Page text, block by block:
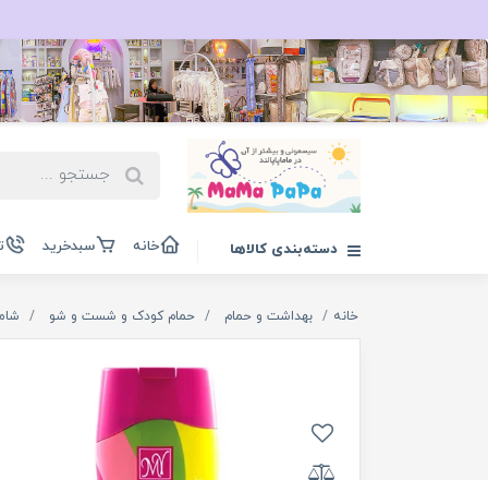
دسته‌بندی کالاها خانه سبدخرید
خانه بهداشت و حمام حمام کودک و شست و شو